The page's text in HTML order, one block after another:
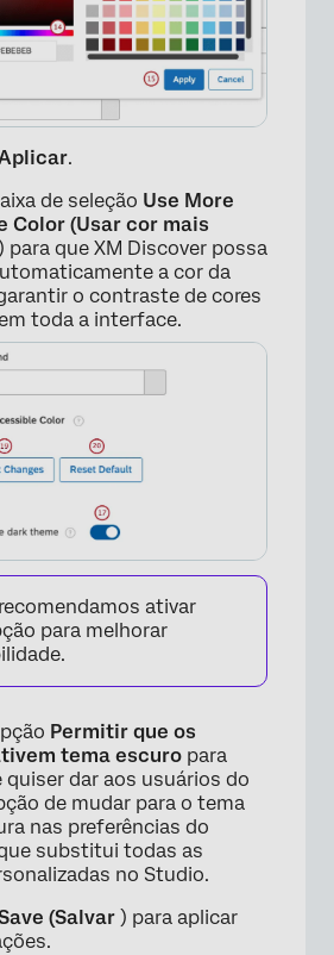
×
.
de seleção Use More
Color (Usar cor mais
para que XM Discover possa
a cor da
o contraste de cores
toda a interface.
recomendamos ativar
para melhorar
Permitir que os
tema escuro para
quiser dar aos usuários do
de mudar para o tema
nas preferências do
substitui todas as
no Studio.
(Salvar ) para aplicar